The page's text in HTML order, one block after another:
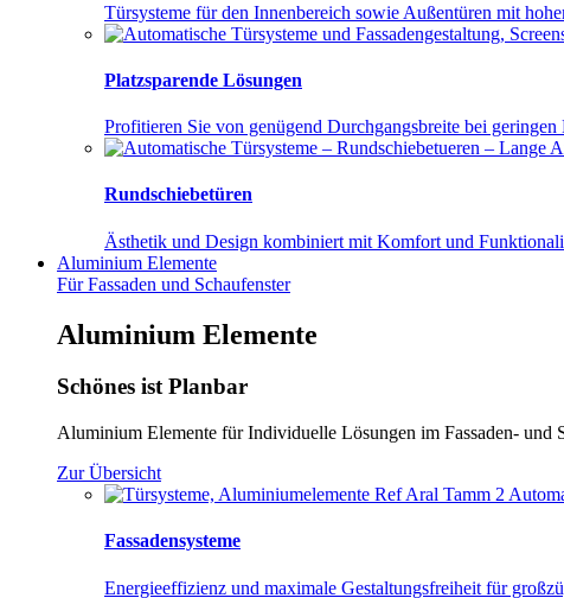
Türsysteme für den Innenbereich sowie Außentüren mit
Platzsparende Lösungen
Profitieren Sie von genügend Durchgangsbreite bei geringen
Rundschiebetüren
Ästhetik und Design kombiniert mit Komfort und
Aluminium Elemente
Für Fassaden und Schaufenster
Aluminium Elemente
Schönes ist Planbar
Aluminium Elemente für Individuelle Lösungen im Fassaden- und
Zur Übersicht
Fassadensysteme
Energieeffizienz und maximale Gestaltungsfreiheit für